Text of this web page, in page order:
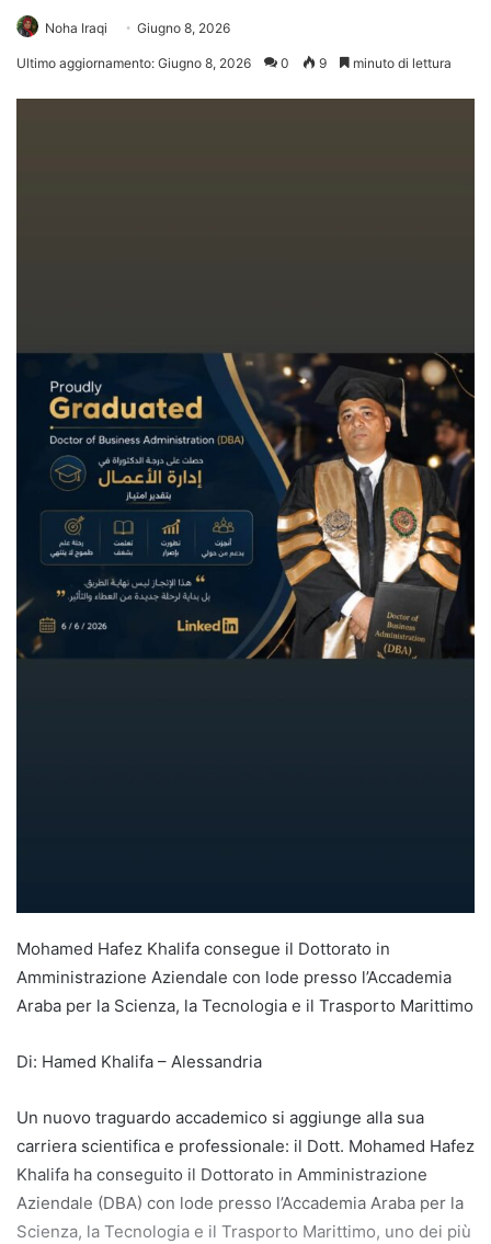
Noha Iraqi Giugno 8, 2026
Ultimo aggiornamento: Giugno 8, 2026 0 9 minuto di lettura
Mohamed Hafez Khalifa consegue il Dottorato in
Amministrazione Aziendale con lode presso l’Accademia
Araba per la Scienza, la Tecnologia e il Trasporto Marittimo
Di: Hamed Khalifa – Alessandria
Un nuovo traguardo accademico si aggiunge alla sua
carriera scientifica e professionale: il Dott. Mohamed Hafez
Khalifa ha conseguito il Dottorato in Amministrazione
Aziendale (DBA) con lode presso l’Accademia Araba per la
Scienza, la Tecnologia e il Trasporto Marittimo, uno dei più